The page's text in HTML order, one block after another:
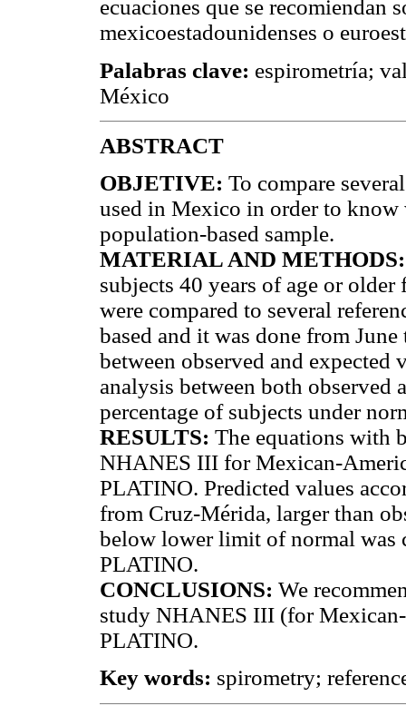
ecuaciones que se recomiendan
mexicoestadounidenses o
Palabras clave: espirometría;
México
ABSTRACT
OBJETIVE: To compare
used in Mexico in order to
population-based sample.
MATERIAL AND
subjects 40 years of age or
were compared to several
based and it was done from
between observed and expected
analysis between both observed
percentage of subjects under
RESULTS: The equations with
NHANES III for Mexican-
PLATINO. Predicted values
from Cruz-Mérida, larger than
below lower limit of normal was
PLATINO.
CONCLUSIONS: We
study NHANES III (for
PLATINO.
Key words: spirometry;